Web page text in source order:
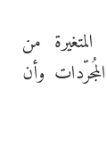
من
وأن